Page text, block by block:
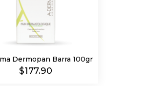
Dermopan Barra 100gr
Precio
$177.90